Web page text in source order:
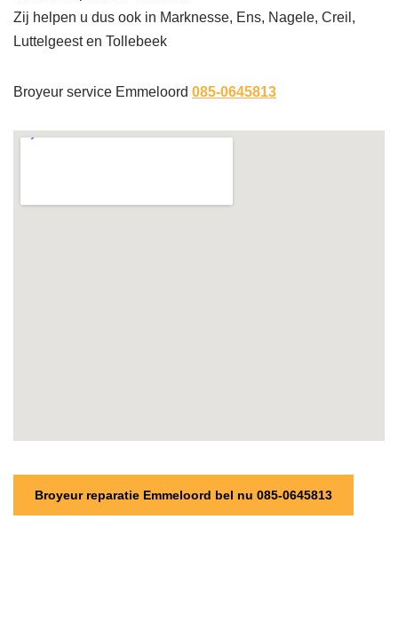
Zij helpen u dus ook in Marknesse, Ens, Nagele, Creil,
Luttelgeest en Tollebeek
Broyeur service Emmeloord 085-0645813
Broyeur reparatie Emmeloord bel nu 085-0645813